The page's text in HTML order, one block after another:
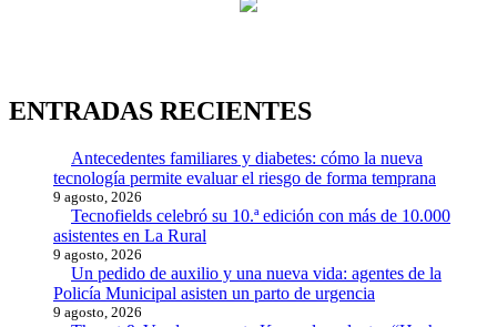
ENTRADAS RECIENTES
Antecedentes familiares y diabetes: cómo la nueva
tecnología permite evaluar el riesgo de forma temprana
9 agosto, 2026
Tecnofields celebró su 10.ª edición con más de 10.000
asistentes en La Rural
9 agosto, 2026
Un pedido de auxilio y una nueva vida: agentes de la
Policía Municipal asisten un parto de urgencia
9 agosto, 2026